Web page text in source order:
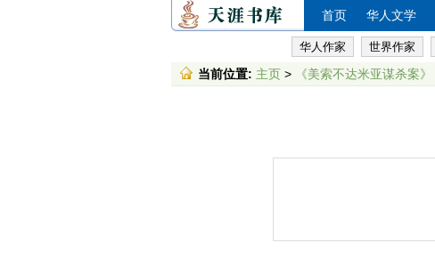
首页 华人文学
华人作家 世界作家
当前位置: 主页 > 《美索不达米亚谋杀案》